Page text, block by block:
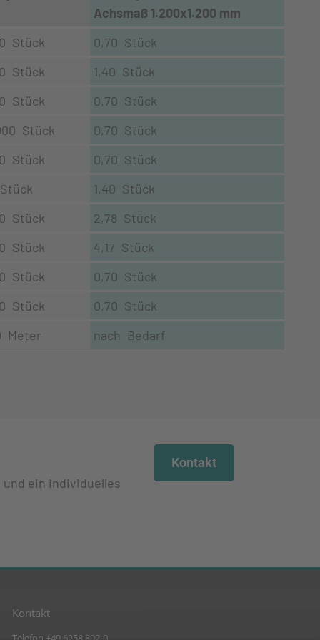
Achsmaß 1.200x1.200 mm
Stück
0,70 Stück
Stück
1,40 Stück
Stück
0,70 Stück
Stück
0,70 Stück
Stück
0,70 Stück
1,40 Stück
Stück
2,78 Stück
Stück
4,17 Stück
Stück
0,70 Stück
Stück
0,70 Stück
Meter nach Bedarf
ein individuelles
Kontakt
Kontakt